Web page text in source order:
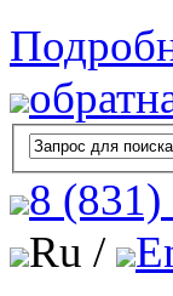
8 (831)
Ru /